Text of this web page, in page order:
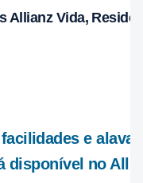
Allianz Vida,
e
disponível no